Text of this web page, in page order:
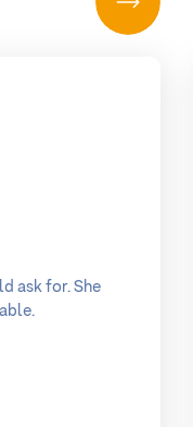
ask for. She